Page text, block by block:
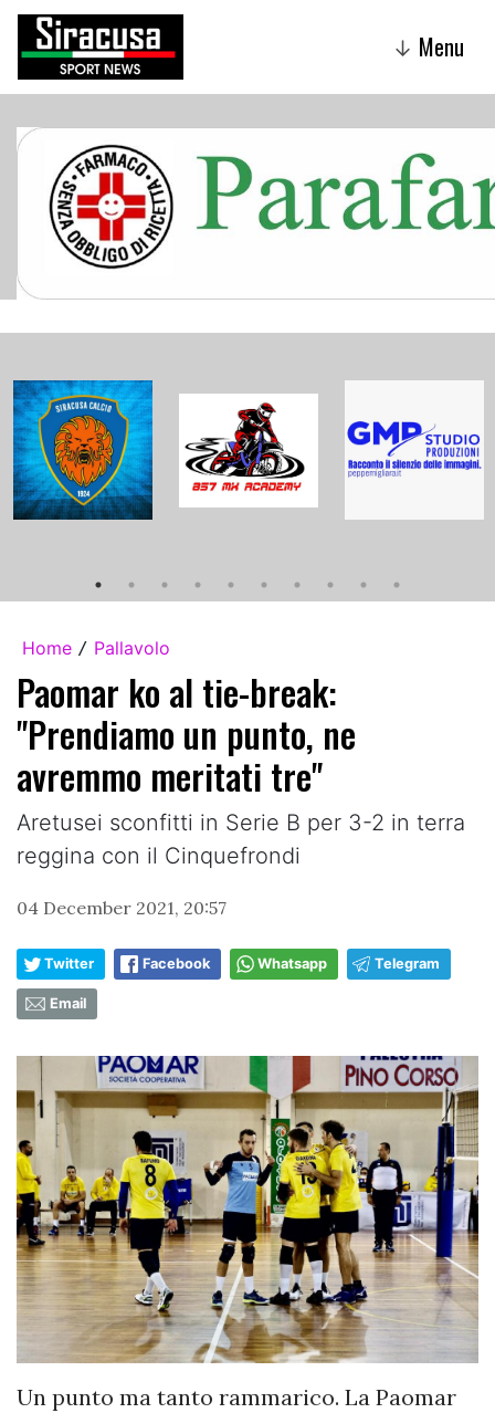
↓ Menu
Home / Pallavolo
Paomar ko al tie-break:
"Prendiamo un punto, ne
avremmo meritati tre"
Aretusei sconfitti in Serie B per 3-2 in terra
reggina con il Cinquefrondi
04 December 2021, 20:57
Twitter Facebook Whatsapp Telegram
Email
Un punto ma tanto rammarico. La Paomar